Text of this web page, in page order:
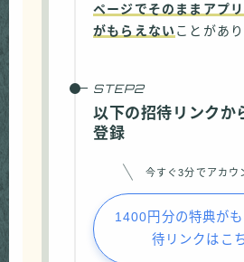
ページでそのままアプ
がもらえない ことがあり
以下の招待リンクか
登録
今すぐ3分でアカウ
1400円分の特典が
待リンクはこ